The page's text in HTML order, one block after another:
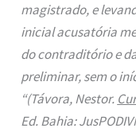
magistrado, e
inicial acusatória
do contraditório e
preliminar, sem o
“(Távora, Nestor.
Ed. Bahia: